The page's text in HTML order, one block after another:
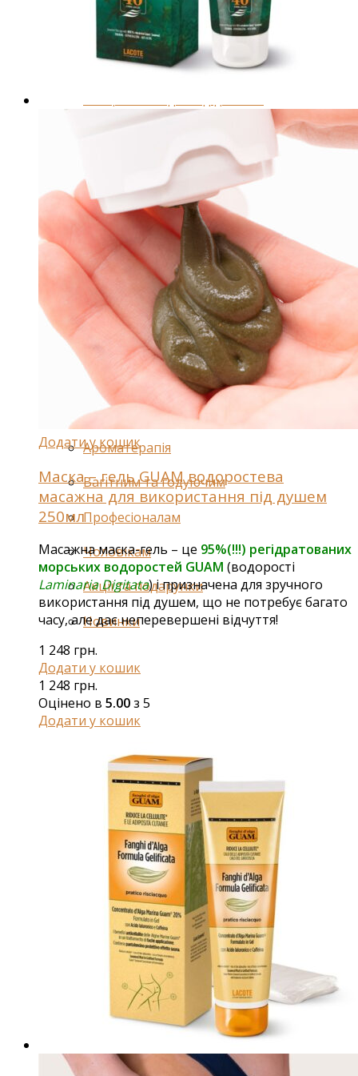
Засоби від набряклості
Корекція фігури і ліфтинг
Для грудей
Для живота і талії
Очі і губи
Щоденний догляд за обличчям
Антивіковий догляд для обличчя
Спеціальний догляд для обличчя
Очищення обличчя
Волосся
Маски для волосся
Шампуні
Спеціальні засоби для волосся
Легінси
Ароматерапія
Вагітним та годуючим
Професіоналам
Чоловікам
Акції та подарунки
Новинки
Додати у кошик
Маска – гель GUAM водоростева
масажна для використання під душем
250мл
Масажна маска-гель – це 95%(!!!) регідратованих
морських водоростей GUAM (водорості
Laminaria Digitata) і призначена для зручного
використання під душем, що не потребує багато
часу, але дає неперевершені відчуття!
1 248 грн.
Додати у кошик
1 248 грн.
Оцінено в 5.00з 5
Додати у кошик